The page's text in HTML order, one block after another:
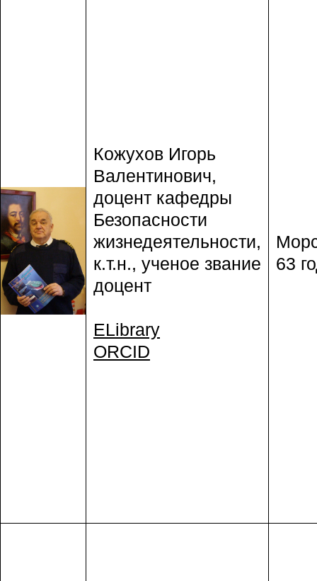
Кожухов Игорь
Валентинович,
доцент кафедры
Безопасности
жизнедеятельности,
к.т.н., ученое звание
доцент
ELibrary
ORCID
63